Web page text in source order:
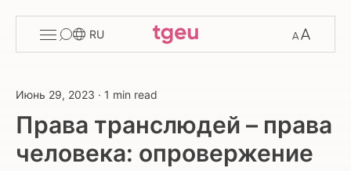
menu
RU
Июнь 29, 2023 · 1 min read
Права транслюдей – права
человека: опровержение